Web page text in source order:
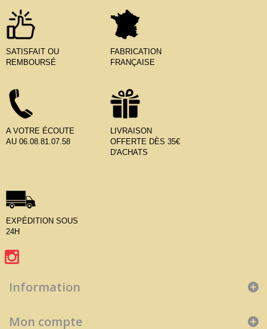
SATISFAIT OU
REMBOURSÉ
FABRICATION
FRANÇAISE
A VOTRE ÉCOUTE
AU 06.08.81.07.58
LIVRAISON
OFFERTE DÈS 35€
D'ACHATS
EXPÉDITION SOUS
24H
Information
Mon compte